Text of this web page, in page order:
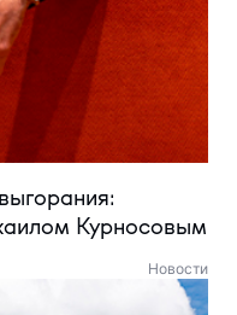
Курносовым
Новости